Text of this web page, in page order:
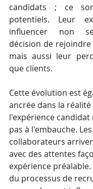
candidats ; ce
potentiels. Leur
influencer non
décision de
mais aussi leur
que clients.
Cette évolution est
ancrée dans la
l'expérience
pas à l'embauche.
collaborateurs
avec des attentes
expérience
du processus de